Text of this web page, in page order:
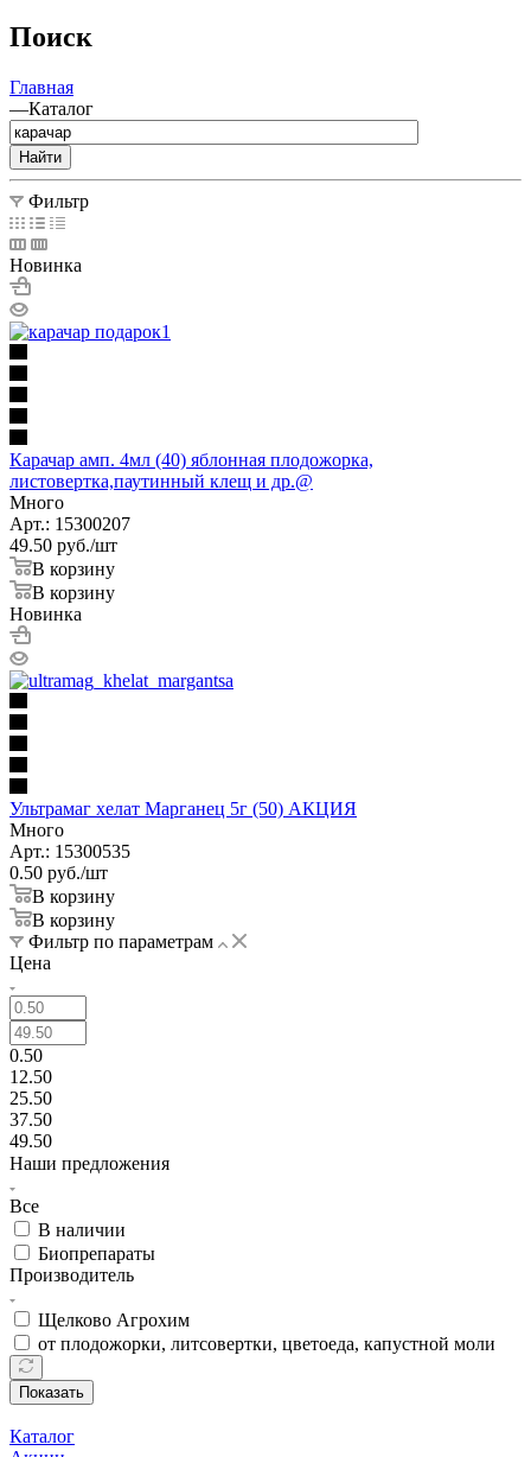
Поиск
Главная
—Каталог
Найти
Фильтр
Новинка
Карачар амп. 4мл (40) яблонная плодожорка,
листовертка,паутинный клещ и др.@
Много
Арт.: 15300207
49.50 руб./шт
В корзину
В корзину
Новинка
Ультрамаг хелат Марганец 5г (50) АКЦИЯ
Много
Арт.: 15300535
0.50 руб./шт
В корзину
В корзину
Фильтр по параметрам
Цена
0.50
12.50
25.50
37.50
49.50
Наши предложения
Все
В наличии
Биопрепараты
Производитель
Щелково Агрохим
от плодожорки, литсовертки, цветоеда, капустной моли
Показать
Каталог